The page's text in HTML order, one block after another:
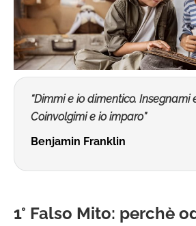
“Dimmi e io dimentico. Insegnami
Coinvolgimi e io imparo”
Benjamin Franklin
1° Falso Mito: perchè